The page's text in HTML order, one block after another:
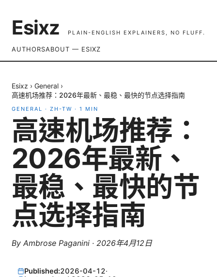
Esixz PLAIN-ENGLISH EXPLAINERS, NO FLUFF.
AUTHORSABOUT — ESIXZ
Esixz › General ›
高速机场推荐：2026年最新、最稳、最快的节点选择指南
GENERAL · ZH-TW · 1 MIN
高速机场推荐：
2026年最新、
最稳、最快的节
点选择指南
By Ambrose Paganini · 2026年4月12日
Published:2026-04-12·